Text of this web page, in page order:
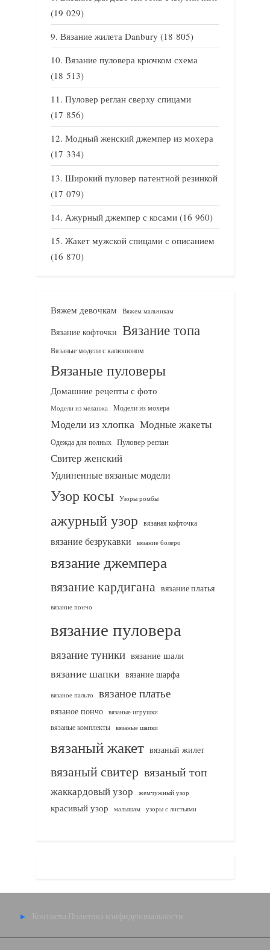
(19 029)
Вязание жилета Danbury (18 805)
Вязание пуловера крючком схема
(18 513)
Пуловер реглан сверху спицами
(17 856)
Модный женский джемпер из мохера
(17 334)
Широкий пуловер патентной резинкой
(17 079)
Ажурный джемпер с косами (16 960)
Жакет мужской спицами с описанием
(16 870)
Вяжем девочкам Вяжем мальчикам
Вязание кофточки Вязание топа
Вязаные модели с капюшоном
Вязаные пуловеры
Домашние рецепты с фото
Модели из меланжа Модели из мохера
Модели из хлопка Модные жакеты
Одежда для полных Пуловер реглан
Свитер женский
Удлиненные вязаные модели
Узор косы Узоры ромбы
ажурный узор вязаная кофточка
вязание безрукавки вязание болеро
вязание джемпера
вязание кардигана вязание платья
вязание пончо
вязание пуловера
вязание туники вязание шали
вязание шапки вязание шарфа
вязаное пальто вязаное платье
вязаное пончо вязаные игрушки
вязаные комплекты
вязаные шапки
вязаный жакет вязаный жилет
вязаный свитер вязаный топ
жаккардовый узор жемчужный узор
красивый узор малышам узоры с листьями
Контакты Политика конфиденциальности